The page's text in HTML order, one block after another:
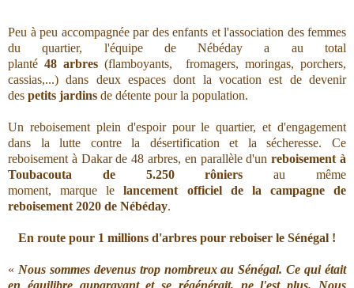
Peu à peu accompagnée par des enfants et l'association des femmes
du quartier, l'équipe de Nébéday a au total
planté48 arbres (flamboyants, fromagers, moringas, porchers,
cassias,...) dans deux espaces dont la vocation est de devenir
des petits jardins de détente pour la population.
Un reboisement plein d'espoir pour le quartier, et d'engagement
dans la lutte contre la désertification et la sécheresse. Ce
reboisement à Dakar de 48 arbres, en parallèle d'unreboisement à
Toubacouta de 5.250 rôniersau même
moment, marque lelancement officiel de la campagne de
reboisement 2020 de Nébéday.
En route pour 1 millions d'arbres pour reboiser le Sénégal !
« Nous sommes devenus trop nombreux au Sénégal. Ce qui était